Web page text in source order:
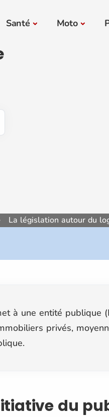
Santé Moto
La législation autour du
à une entité publique
privés,
du